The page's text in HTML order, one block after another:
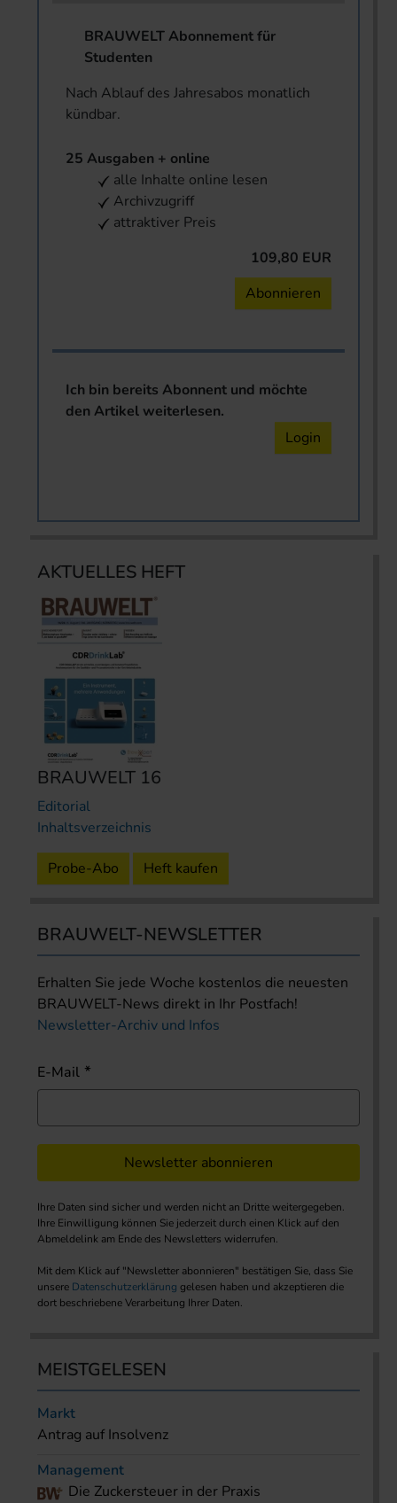
BRAUWELT Abonnement für
Studenten
Nach Ablauf des Jahresabos monatlich
kündbar.
25 Ausgaben + online
alle Inhalte online lesen
Archivzugriff
attraktiver Preis
109,80 EUR
Abonnieren
Ich bin bereits Abonnent und möchte
den Artikel weiterlesen.
Login
AKTUELLES HEFT
BRAUWELT 16
Editorial
Inhaltsverzeichnis
Probe-Abo Heft kaufen
BRAUWELT-NEWSLETTER
Erhalten Sie jede Woche kostenlos die neuesten
BRAUWELT-News direkt in Ihr Postfach!
Newsletter-Archiv und Infos
E-Mail
Newsletter abonnieren
Ihre Daten sind sicher und werden nicht an Dritte weitergegeben.
Ihre Einwilligung können Sie jederzeit durch einen Klick auf den
Abmeldelink am Ende des Newsletters widerrufen.
Mit dem Klick auf "Newsletter abonnieren" bestätigen Sie, dass Sie
unsere Datenschutzerklärung gelesen haben und akzeptieren die
dort beschriebene Verarbeitung Ihrer Daten.
MEISTGELESEN
Markt
Antrag auf Insolvenz
Management
Die Zuckersteuer in der Praxis